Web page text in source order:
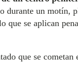
durante un motín,
se aplican
que se cometan